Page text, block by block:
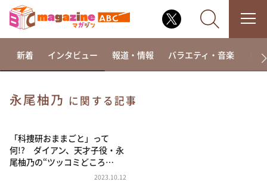
相席食堂
これ余談なんですけど・・・
～人生密着トークバラエティ！～ やすとものいたっ
新着 インタビュー 報道・情報 バラエティ・音楽 ド
永尾柚乃 に関する記事
「科捜研おままごと」って
何!? ダイアン、天才子役・永
尾柚乃の“ツッコミどころ…
2023.10.12